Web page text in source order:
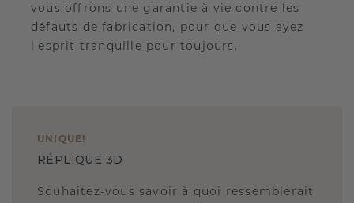
vous offrons une garantie à vie contre les
défauts de fabrication, pour que vous ayez
l'esprit tranquille pour toujours.
UNIQUE !
RÉPLIQUE 3D
Souhaitez-vous savoir à quoi ressemblerait